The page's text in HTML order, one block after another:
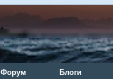
Форум Блоги